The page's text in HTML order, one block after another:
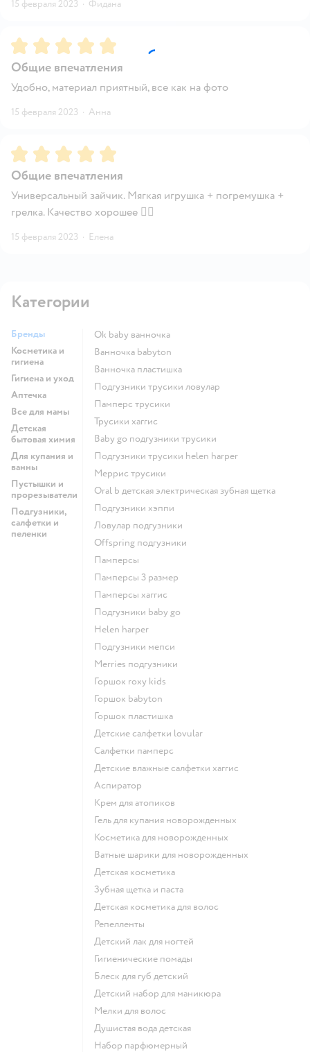
15 февраля 2023 · Фидана
Рейтинг:5
Общие впечатления
Удобно, материал приятный, все как на фото
15 февраля 2023 · Анна
Рейтинг:5
Общие впечатления
Универсальный зайчик. Мягкая игрушка + погремушка +
грелка. Качество хорошее 👍🏻
15 февраля 2023 · Елена
Категории
Бренды
Косметика и
гигиена
Гигиена и уход
Аптечка
Все для мамы
Детская
бытовая химия
Для купания и
ванны
Пустышки и
прорезыватели
Подгузники,
салфетки и
пеленки
ok baby ванночка
ванночка babyton
ванночка пластишка
подгузники трусики ловулар
памперс трусики
трусики хаггис
baby go подгузники трусики
подгузники трусики helen harper
меррис трусики
oral b детская электрическая зубная щетка
подгузники хэппи
ловулар подгузники
offspring подгузники
памперсы
памперсы 3 размер
памперсы хаггис
подгузники baby go
helen harper
подгузники мепси
merries подгузники
горшок roxy kids
горшок babyton
горшок пластишка
детские салфетки lovular
салфетки памперс
детские влажные салфетки хаггис
аспиратор
крем для атопиков
гель для купания новорожденных
косметика для новорожденных
ватные шарики для новорожденных
детская косметика
зубная щетка и паста
детская косметика для волос
репелленты
детский лак для ногтей
гигиенические помады
блеск для губ детский
детский набор для маникюра
мелки для волос
душистая вода детская
набор парфюмерный